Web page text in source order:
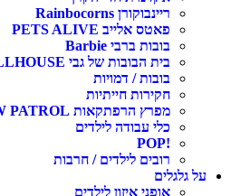
ריינבוקורן Rainbocorns
פאטס אלייב PETS ALIVE
בובות ברבי Barbie
בית הבובות של גבי GABBY'S DOLLHOUSE
בובות / דמויות
חקירות חייתיות
מפרץ הרפתקאות PAW PATROL
כלי עבודה לילדים
!POP
רובים לילדים / חרבות
על גלגלים
אופני איזון לילדים